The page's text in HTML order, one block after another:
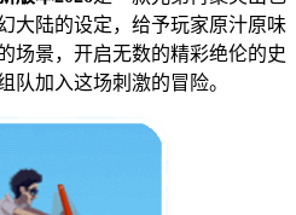
大陆的设定，给予玩家原汁原味
场景，开启无数的精彩绝伦的史
队加入这场刺激的冒险。